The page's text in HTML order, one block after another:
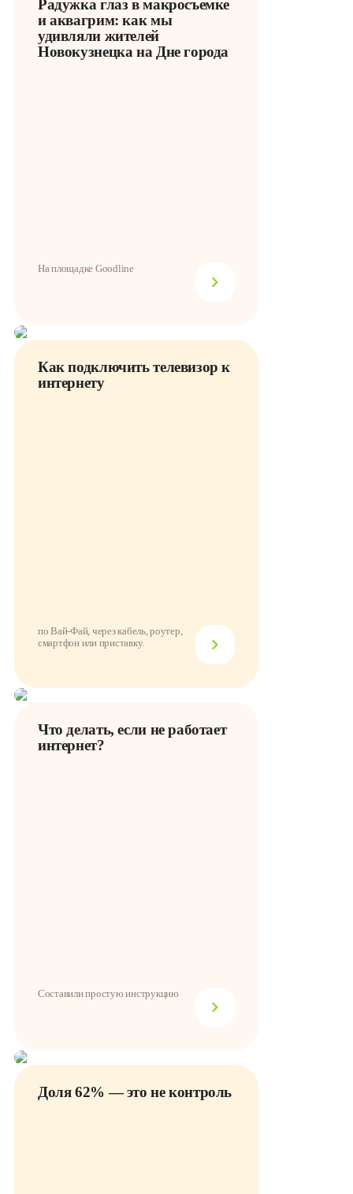
Радужка глаз в макросъемке
и аквагрим: как мы
удивляли жителей
Новокузнецка на Дне города
На площадке Goodline
Как подключить телевизор к
интернету
по Вай-Фай, через кабель, роутер,
смартфон или приставку.
Что делать, если не работает
интернет?
Составили простую инструкцию
Доля 62% — это не контроль